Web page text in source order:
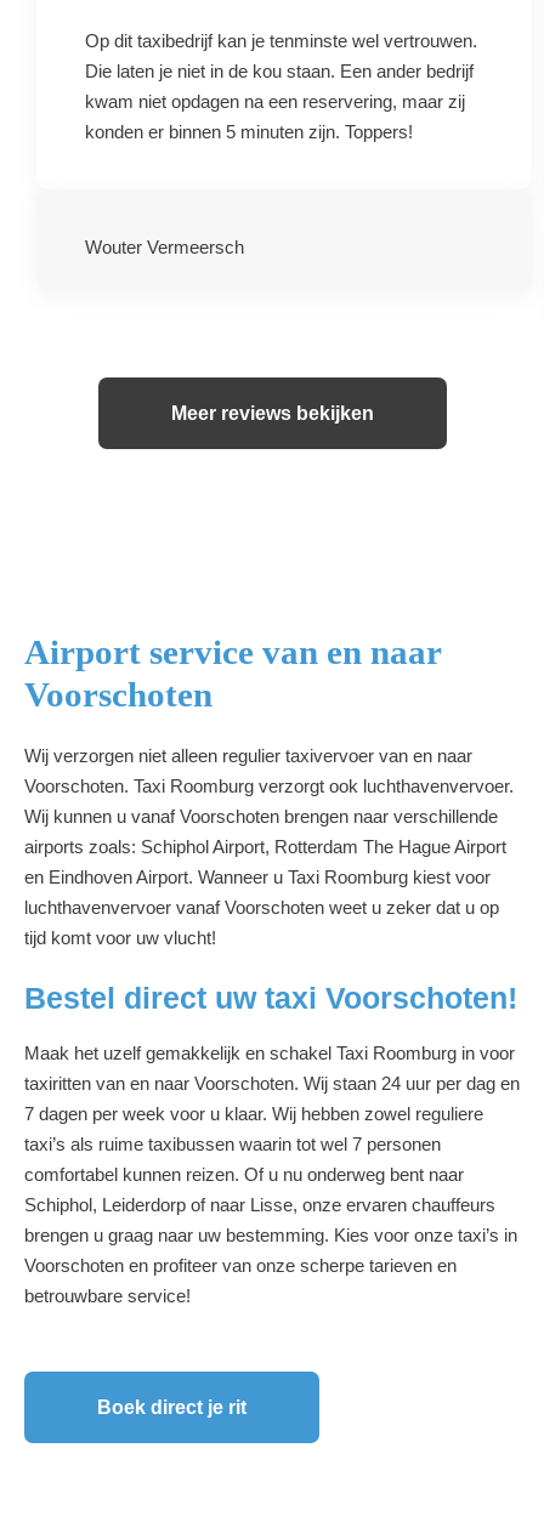
Op dit taxibedrijf kan je tenminste wel vertrouwen.
Die laten je niet in de kou staan. Een ander bedrijf
kwam niet opdagen na een reservering, maar zij
konden er binnen 5 minuten zijn. Toppers!
Wouter Vermeersch
Meer reviews bekijken
Airport service van en naar
Voorschoten
Wij verzorgen niet alleen regulier taxivervoer van en naar
Voorschoten. Taxi Roomburg verzorgt ook luchthavenvervoer.
Wij kunnen u vanaf Voorschoten brengen naar verschillende
airports zoals: Schiphol Airport, Rotterdam The Hague Airport
en Eindhoven Airport. Wanneer u Taxi Roomburg kiest voor
luchthavenvervoer vanaf Voorschoten weet u zeker dat u op
tijd komt voor uw vlucht!
Bestel direct uw taxi Voorschoten!
Maak het uzelf gemakkelijk en schakel Taxi Roomburg in voor
taxiritten van en naar Voorschoten. Wij staan 24 uur per dag en
7 dagen per week voor u klaar. Wij hebben zowel reguliere
taxi’s als ruime taxibussen waarin tot wel 7 personen
comfortabel kunnen reizen. Of u nu onderweg bent naar
Schiphol, Leiderdorp of naar Lisse, onze ervaren chauffeurs
brengen u graag naar uw bestemming. Kies voor onze taxi’s in
Voorschoten en profiteer van onze scherpe tarieven en
betrouwbare service!
Boek direct je rit